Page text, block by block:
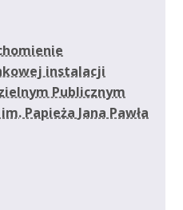
instalacji
Publicznym
Papieża Jana Pawła